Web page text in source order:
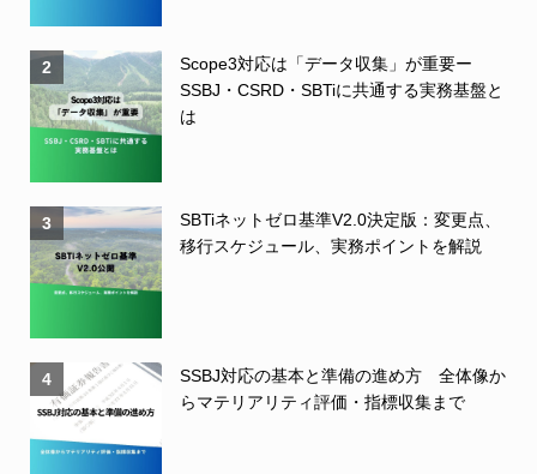
2
Scope3対応は「データ収集」が重要ー
SSBJ・CSRD・SBTiに共通する実務基盤と
は
3
SBTiネットゼロ基準V2.0決定版：変更点、
移行スケジュール、実務ポイントを解説
4
SSBJ対応の基本と準備の進め方 全体像か
らマテリアリティ評価・指標収集まで